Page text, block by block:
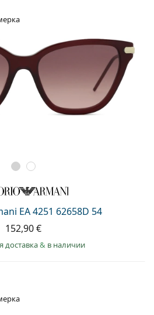
EA 4251 62658D 54
152,90 €
доставка& в наличии